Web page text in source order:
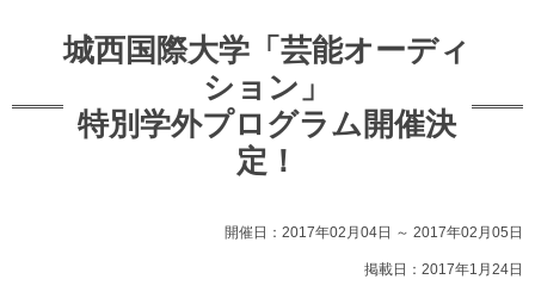
城西国際大学「芸能オーディ
ション」
特別学外プログラム開催決
定！
開催日：2017年02月04日 ～ 2017年02月05日
掲載日：2017年1月24日